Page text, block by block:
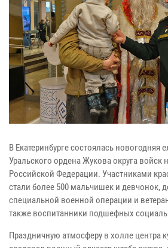
В Екатеринбурге состоялась новогодняя
Уральского ордена Жукова округа войск
Российской Федерации. Участниками
стали более 500 мальчишек и девчонок,
специальной военной операции и
также воспитанники подшефных
Праздничную атмосферу в холле центра